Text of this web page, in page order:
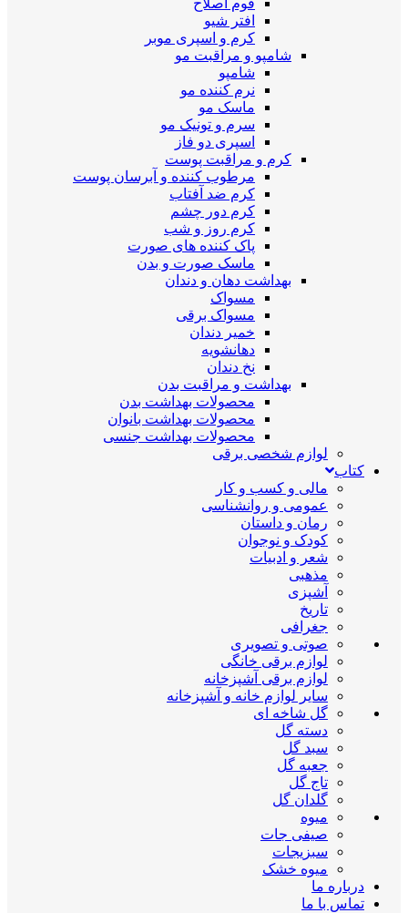
فوم اصلاح
افتر شیو
کرم و اسپری موبر
شامپو و مراقبت مو
شامپو
نرم کننده مو
ماسک مو
سرم و تونیک مو
اسپری دو فاز
کرم و مراقبت پوست
مرطوب کننده و آبرسان پوست
کرم ضد آفتاب
کرم دور چشم
کرم روز و شب
پاک کننده های صورت
ماسک صورت و بدن
بهداشت دهان و دندان
مسواک
مسواک برقی
خمیر دندان
دهانشویه
نخ دندان
بهداشت و مراقبت بدن
محصولات بهداشت بدن
محصولات بهداشت بانوان
محصولات بهداشت جنسی
لوازم شخصی برقی
کتاب
مالی و کسب و کار
عمومی و روانشناسی
رمان و داستان
کودک و نوجوان
شعر و ادبیات
مذهبی
آشپزی
تاریخ
جغرافی
صوتی و تصویری
لوازم برقی خانگی
لوازم برقی آشپزخانه
سایر لوازم خانه و آشپزخانه
گل شاخه ای
دسته گل
سبد گل
جعبه گل
تاج گل
گلدان گل
میوه
صیفی جات
سبزیجات
میوه خشک
درباره ما
تماس با ما